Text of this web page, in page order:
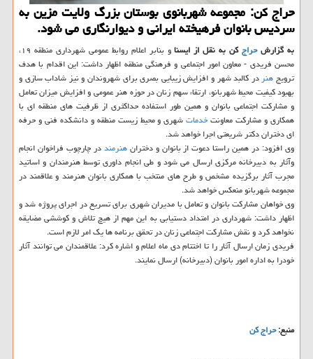
حراج كن: مجموعه شهربانوی بوستان بزرگ ولایت مزین به
سردیس بانوان فرهیخته ایرانی و دیوارنگاری می شود.
به گزارشحراجكن به نقل از ایسنا
و بنابر اعلام روابط عمومی شهرداری منطقه ۱۹،
محسن فریدی - معاون امور اجتماعی و فرهنگی منطقه اظهار داشت: این اقدام با هدف
ترویجهنردر كالبد شهر و افزایش زیبایی بصری برای شهروندان و نیز شاداب سازی و
بهبود كیفیت محیط شهربانو، ارتقاء سهم زنان در حوزه هنر عمومی و افزایش میزان تعامل
و مشاركت اجتماعی بانوان و همین طور استفاده حداكثری از ظرفیت های منطقه ای با
همكاری و مشاركت معاونتخدماتشهری و محیط زیست منطقه و دانشكده فنی و حرفه
ای دختران دكتر شریعتی اجرا خواهد شد.
وی افزود: در همین راستا دعوت از بانوان و دخترانهنرمنددر چارچوب فراخوان انجام
وآثار به دبیرخانه مركزی ارسال می شود و طی انجام داوری توسط هنرمندان و اساتید
مجرب آثار برگزیده مشخص و طرح های منتخب با همكاری بانوان هنرمند و علاقمند در
مجموعه شهربانو منعكس خواهد شد.
وی خواهان مشاركت بانوان و تعامل با مدیران شهری برای تسریع در اجرای پروژه شد و
اظهار داشت: شهرداری در امتداد دستیابی به این مهم از هیچ تلاش و كوششی مضایقه
نخواهد كرد و نقش مشاركت اجتماعی زنان در تحقق برنامه ها یك امر لازم است.
فریدی زمان ارسال آثار را تا اختتام دی ماه اعلام و اشاره كرد: علاقمندان می توانند آثار
خودرا به اداره امور بانوان (دبیرخانه) ارسال نمایند.
منبع:حراج كن